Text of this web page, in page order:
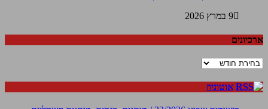
9 במרץ 2026
ארכיונים
ארכיונים
אוטוניוז